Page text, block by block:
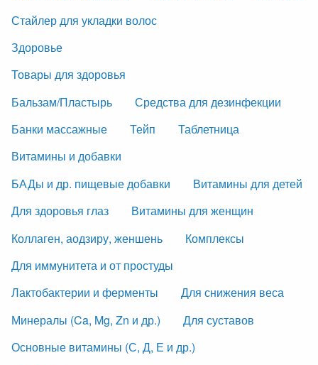
Стайлер для укладки волос
Здоровье
Товары для здоровья
Бальзам/Пластырь
Средства для дезинфекции
Банки массажные
Тейп
Таблетница
Витамины и добавки
БАДы и др. пищевые добавки
Витамины для детей
Для здоровья глаз
Витамины для женщин
Коллаген, аодзиру, женшень
Комплексы
Для иммунитета и от простуды
Лактобактерии и ферменты
Для снижения веса
Минералы (Ca, Mg, Zn и др.)
Для суставов
Основные витамины (С, Д, Е и др.)